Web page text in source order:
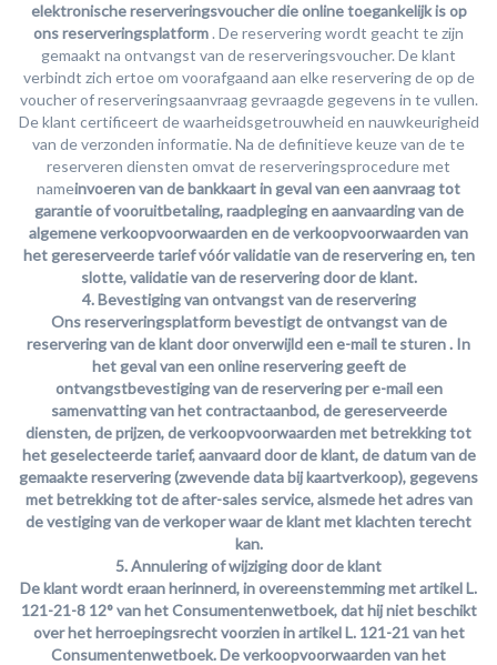
elektronische reserveringsvoucher die online toegankelijk is op
ons reserveringsplatform . De reservering wordt geacht te zijn
gemaakt na ontvangst van de reserveringsvoucher. De klant
verbindt zich ertoe om voorafgaand aan elke reservering de op de
voucher of reserveringsaanvraag gevraagde gegevens in te vullen.
De klant certificeert de waarheidsgetrouwheid en nauwkeurigheid
van de verzonden informatie. Na de definitieve keuze van de te
reserveren diensten omvat de reserveringsprocedure met
nameinvoeren van de bankkaart in geval van een aanvraag tot
garantie of vooruitbetaling, raadpleging en aanvaarding van de
algemene verkoopvoorwaarden en de verkoopvoorwaarden van
het gereserveerde tarief vóór validatie van de reservering en, ten
slotte, validatie van de reservering door de klant.
4. Bevestiging van ontvangst van de reservering
Ons reserveringsplatformbevestigt de ontvangst van de
reservering van de klant door onverwijld een e-mail te sturen. In
het geval van een online reservering geeft de
ontvangstbevestiging van de reservering per e-mail een
samenvatting van het contractaanbod, de gereserveerde
diensten, de prijzen, de verkoopvoorwaarden met betrekking tot
het geselecteerde tarief, aanvaard door de klant, de datum van de
gemaakte reservering (zwevende data bij kaartverkoop), gegevens
met betrekking tot de after-sales service, alsmede het adres van
de vestiging van de verkoper waar de klant met klachten terecht
kan.
5. Annulering of wijziging door de klant
De klant wordt eraan herinnerd, in overeenstemming met artikel L.
121-21-8 12° van het Consumentenwetboek, dat hij niet beschikt
over het herroepingsrecht voorzien in artikel L. 121-21 van het
Consumentenwetboek. De verkoopvoorwaarden van het